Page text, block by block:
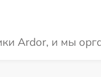
Ardor, и мы